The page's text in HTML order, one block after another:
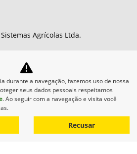
Agrícolas Ltda.
o outro
durante a navegação, fazemos uso de nossa
seus dados pessoais respeitamos
. Ao seguir com a navegação e visita você
Recusar